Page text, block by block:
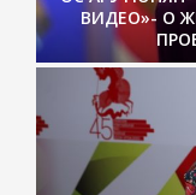
ВИДЕО»- О